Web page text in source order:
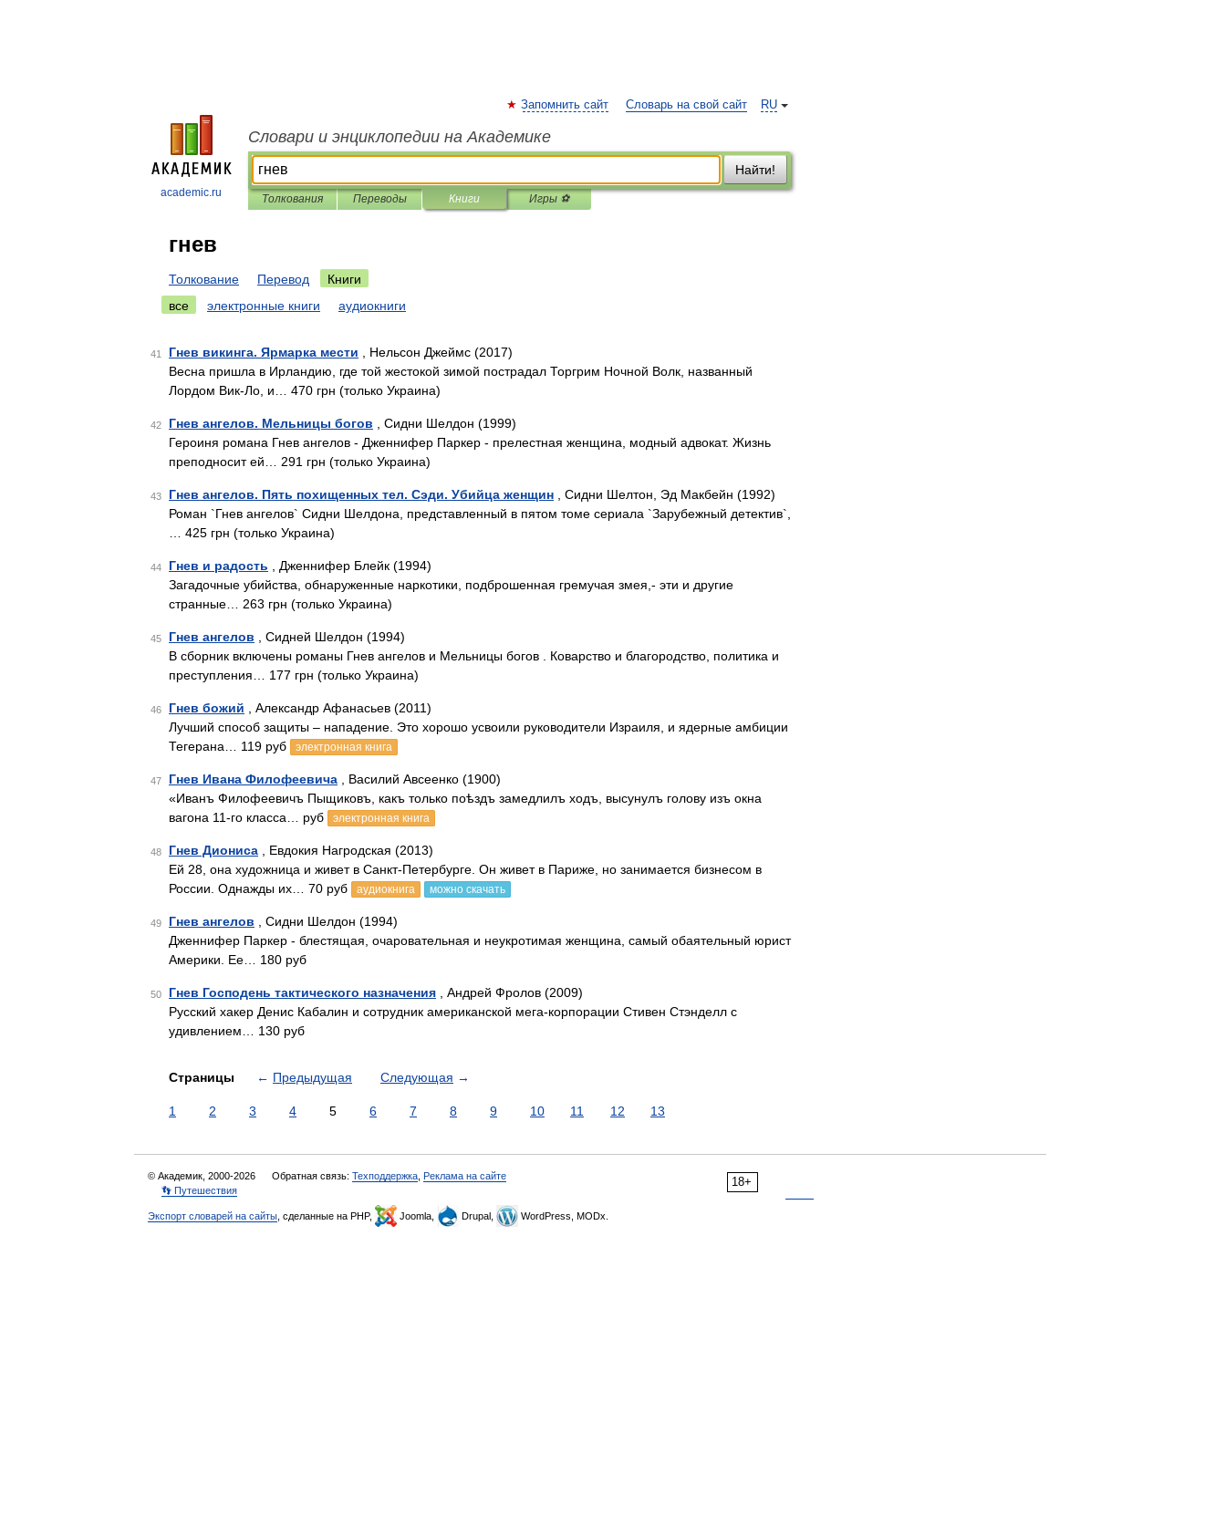
academic.ru
RU
Запомнить сайт Словарь на свой сайт
Словари и энциклопедии на Академике
Найти!
Толкования Переводы Книги Игры ⚽
гнев
Толкование Перевод
Книги
все
электронные книги аудиокниги
41 Гнев викинга. Ярмарка мести , Нельсон Джеймс (2017)
Весна пришла в Ирландию, где той жестокой зимой пострадал Торгрим Ночной Волк, названный
Лордом Вик-Ло, и… 470 грн (только Украина)
42 Гнев ангелов. Мельницы богов , Сидни Шелдон (1999)
Героиня романа Гнев ангелов - Дженнифер Паркер - прелестная женщина, модный адвокат. Жизнь
преподносит ей… 291 грн (только Украина)
43 Гнев ангелов. Пять похищенных тел. Сэди. Убийца женщин , Сидни Шелтон, Эд Макбейн (1992)
Роман `Гнев ангелов` Сидни Шелдона, представленный в пятом томе сериала `Зарубежный детектив`,
… 425 грн (только Украина)
44 Гнев и радость , Дженнифер Блейк (1994)
Загадочные убийства, обнаруженные наркотики, подброшенная гремучая змея,- эти и другие
странные… 263 грн (только Украина)
45 Гнев ангелов , Сидней Шелдон (1994)
В сборник включены романы Гнев ангелов и Мельницы богов . Коварство и благородство, политика и
преступления… 177 грн (только Украина)
46 Гнев божий , Александр Афанасьев (2011)
Лучший способ защиты – нападение. Это хорошо усвоили руководители Израиля, и ядерные амбиции
Тегерана… 119 руб
электронная книга
47 Гнев Ивана Филофеевича , Василий Авсеенко (1900)
«Иванъ Филофеевичъ Пыщиковъ, какъ только поѣздъ замедлилъ ходъ, высунулъ голову изъ окна
вагона 11-го класса… руб
электронная книга
48 Гнев Диониса , Евдокия Нагродская (2013)
Ей 28, она художница и живет в Санкт-Петербурге. Он живет в Париже, но занимается бизнесом в
России. Однажды их… 70 руб
аудиокнига можно скачать
49 Гнев ангелов , Сидни Шелдон (1994)
Дженнифер Паркер - блестящая, очаровательная и неукротимая женщина, самый обаятельный юрист
Америки. Ее… 180 руб
50 Гнев Господень тактического назначения , Андрей Фролов (2009)
Русский хакер Денис Кабалин и сотрудник американской мега-корпорации Стивен Стэнделл с
удивлением… 130 руб
Страницы ← Предыдущая Следующая →
1 2 3 4 5 6 7 8 9 10 11 12 13
18+
© Академик, 2000-2026 Обратная связь: Техподдержка Реклама на сайте
👣 Путешествия
Экспорт словарей на сайты , сделанные на PHP, Joomla, Drupal, WordPress, MODx.